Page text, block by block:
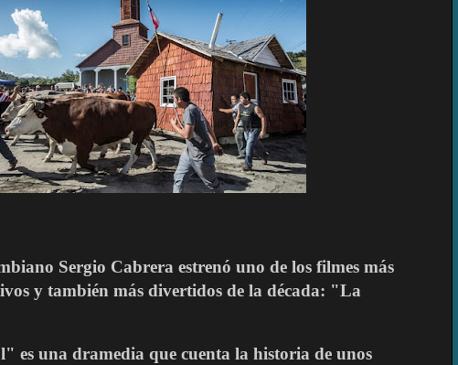
Sergio Cabrera estrenó uno de los filmes más
y también más divertidos de la década: "La
es una dramedia que cuenta la historia de unos